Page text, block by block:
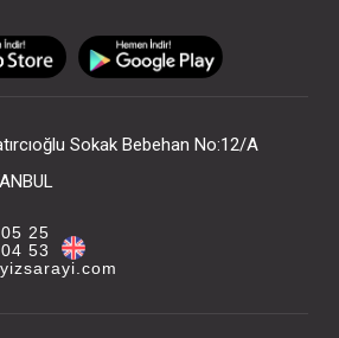
Sokak Bebehan No:12/A
25
53